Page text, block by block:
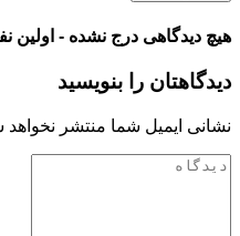
هیچ دیدگاهی درج نشده - اولین
دیدگاهتان را بنویسید
نشانی ایمیل شما منتشر نخواهد